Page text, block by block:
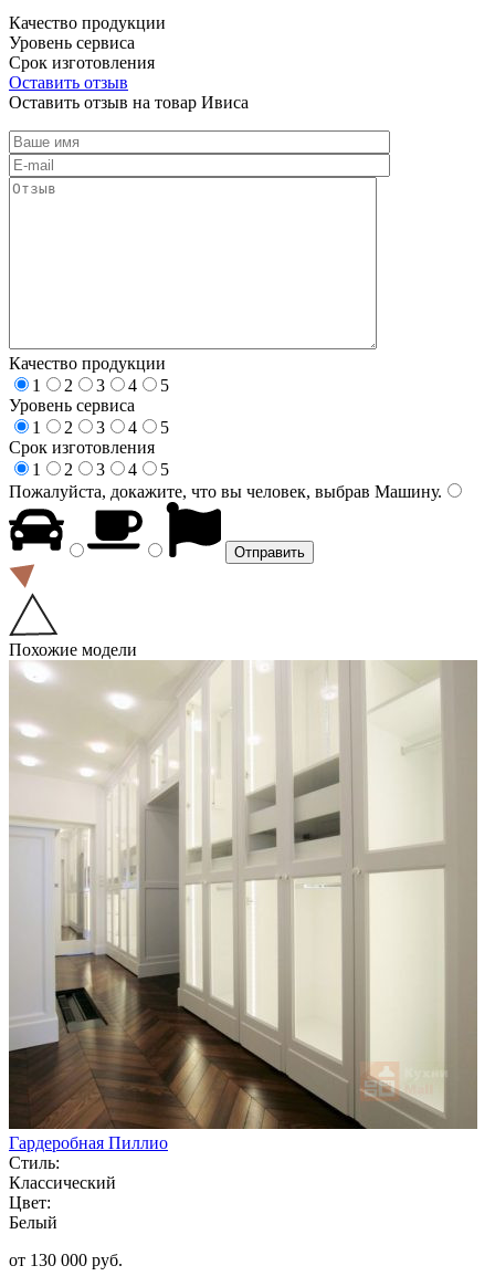
Качество продукции
Уровень сервиса
Срок изготовления
Оставить отзыв
Оставить отзыв на товар Ивиса
Качество продукции
1
2 3 4
5
Уровень сервиса
1
2 3 4
5
Срок изготовления
1
2 3 4
5
Пожалуйста, докажите, что вы человек, выбрав Машину.
Похожие модели
Гардеробная Пиллио
Стиль:
Классический
Цвет:
Белый
от 130 000 руб.